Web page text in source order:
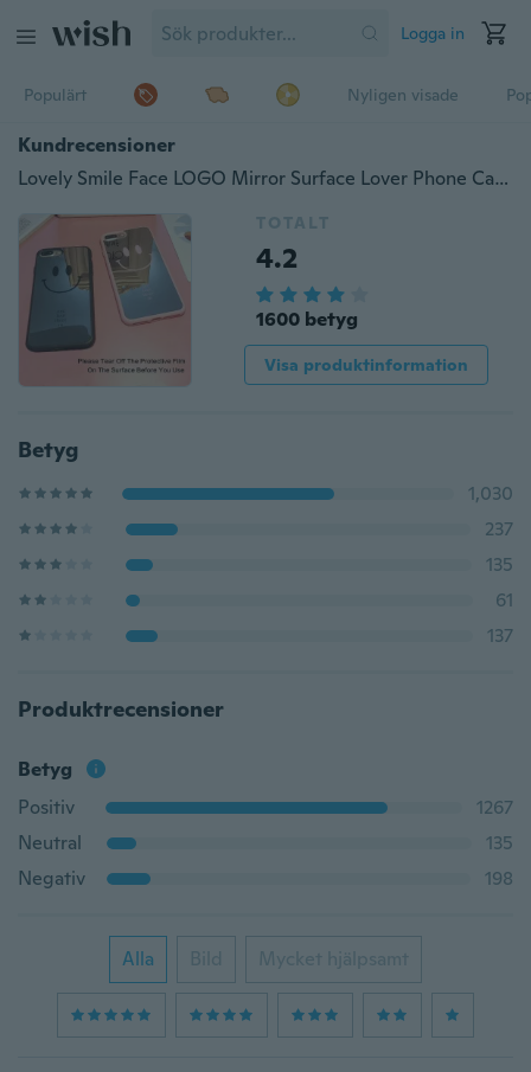
Logga in
Populärt Nyligen visade
Kundrecensioner
Lovely Smile Face LOGO Mirror Surface Lover Phone Case Mjukt silikonbaksida till telefon 6 6plus 7 7plus (ingår inte telefonlina)
TOTALT
4.2
1600 betyg
Visa produktinformation
Betyg
1,030
237
135
61
137
Produktrecensioner
Betyg
Positiv
1267
Neutral
135
Negativ
198
Alla Bild Mycket hjälpsamt